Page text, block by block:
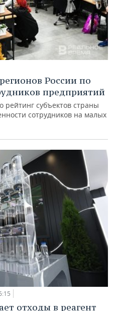
России по
предприятий
рейтинг субъектов страны
сотрудников на малых
отходы в реагент